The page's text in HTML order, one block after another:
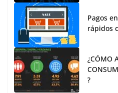
Pagos
rápidos
¿CÓMO
?